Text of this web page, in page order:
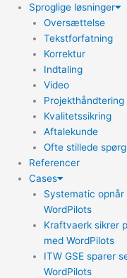
Sproglige løsninger
Oversættelse
Tekstforfatning
Korrektur
Indtaling
Video
Projekthåndtering
Kvalitetssikring
Aftalekunde
Ofte stillede
Referencer
Cases
Systematic
WordPilots
Kraftvaerk sikrer
med WordPilots
ITW GSE sparer
WordPilots